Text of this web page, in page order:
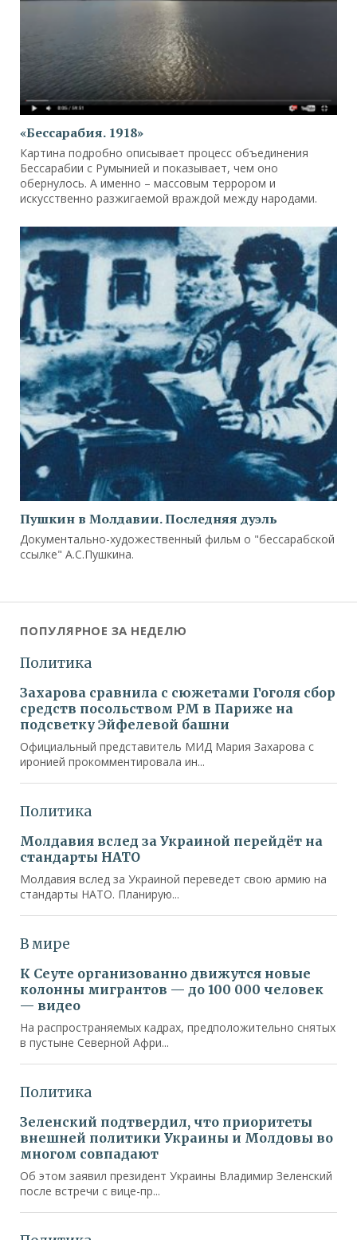
«Бессарабия. 1918»
Картина подробно описывает процесс объединения
Бессарабии с Румынией и показывает, чем оно
обернулось. А именно – массовым террором и
искусственно разжигаемой враждой между народами.
Пушкин в Молдавии. Последняя дуэль
Документально-художественный фильм о "бессарабской
ссылке" А.С.Пушкина.
ПОПУЛЯРНОЕ ЗА НЕДЕЛЮ